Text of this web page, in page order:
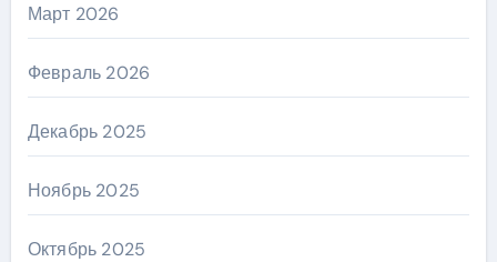
Март 2026
Февраль 2026
Декабрь 2025
Ноябрь 2025
Октябрь 2025